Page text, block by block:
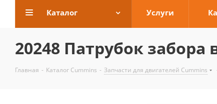
Каталог Услуги
20248 Патрубок забора
Главная - Каталог Cummins - Запчасти для двигателей Cummins